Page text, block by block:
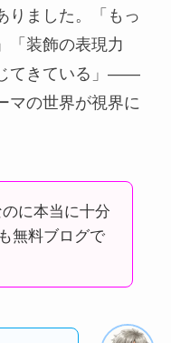
りました。「もっ
「装飾の表現力
てきている」――
マの世界が視界に
に本当に十分
無料ブログで